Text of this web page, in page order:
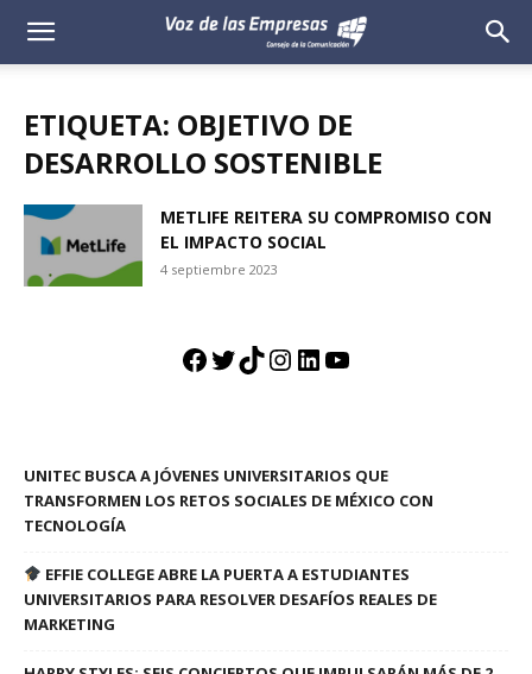
Voz
Empresas
ETIQUETA: OBJETIVO DE
DESARROLLO SOSTENIBLE
METLIFE REITERA SU COMPROMISO CON
EL IMPACTO SOCIAL
4 septiembre 2023
Facebook
Twitter
TikTok
Instagram
LinkedIn
YouTube
UNITEC BUSCA A JÓVENES UNIVERSITARIOS QUE
TRANSFORMEN LOS RETOS SOCIALES DE MÉXICO CON
TECNOLOGÍA
EFFIE COLLEGE ABRE LA PUERTA A ESTUDIANTES
UNIVERSITARIOS PARA RESOLVER DESAFÍOS REALES DE
MARKETING